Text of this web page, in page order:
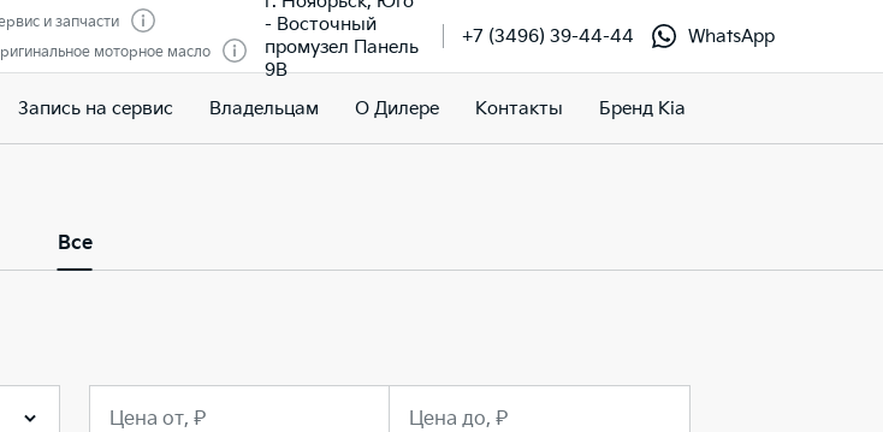
и запчасти
моторное масло
- Восточный
промузел Панель
9В
+7 (3496) 39-44-44 WhatsApp
Запись на сервис Владельцам О Дилере Контакты Бренд Kia
Все
Цена от, ₽ Цена до, ₽